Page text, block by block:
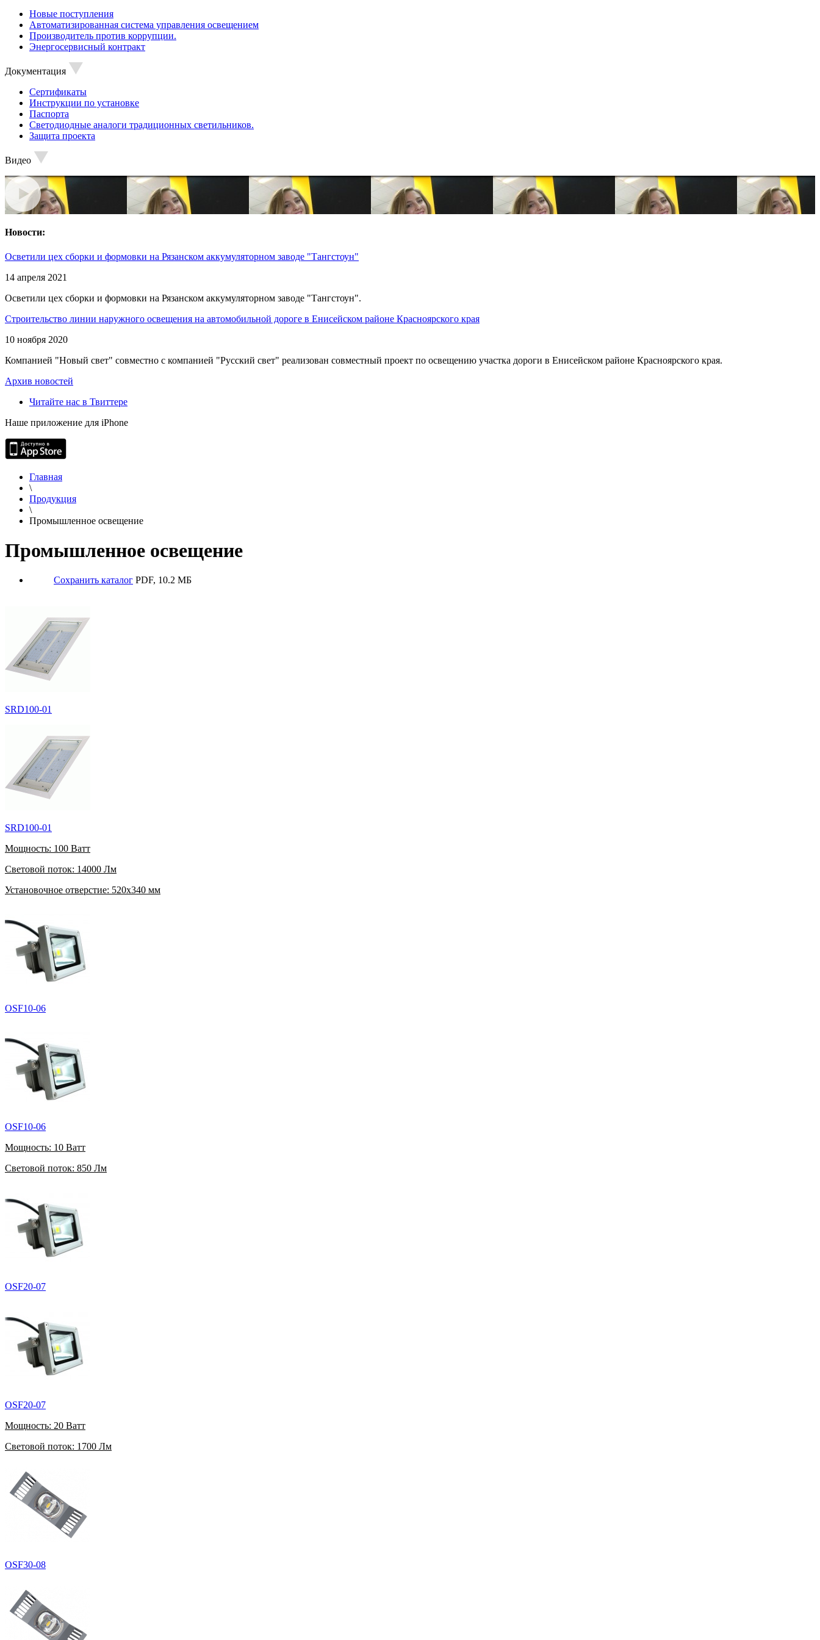
Новые поступления
Автоматизированная система управления освещением
Производитель против коррупции.
Энергосервисный контракт
Документация
Сертификаты
Инструкции по установке
Паспорта
Светодиодные аналоги традиционных светильников.
Защита проекта
Видео
Новости:
Осветили цех сборки и формовки на Рязанском аккумуляторном заводе "Тангстоун"
14 апреля 2021
Осветили цех сборки и формовки на Рязанском аккумуляторном заводе "Тангстоун".
Строительство линии наружного освещения на автомобильной дороге в Енисейском районе Красноярского края
10 ноября 2020
Компанией "Новый свет" совместно с компанией "Русский свет" реализован совместный проект по освещению участка дороги в Енисейском районе Красноярского края.
Архив новостей
Читайте нас в Твиттере
Наше приложение для iPhone
Главная
\
Продукция
\
Промышленное освещение
Промышленное освещение
Сохранить каталог PDF, 10.2 МБ
SRD100-01
SRD100-01
Мощность: 100 Ватт
Световой поток: 14000 Лм
Установочное отверстие: 520x340 мм
OSF10-06
OSF10-06
Мощность: 10 Ватт
Световой поток: 850 Лм
OSF20-07
OSF20-07
Мощность: 20 Ватт
Световой поток: 1700 Лм
OSF30-08